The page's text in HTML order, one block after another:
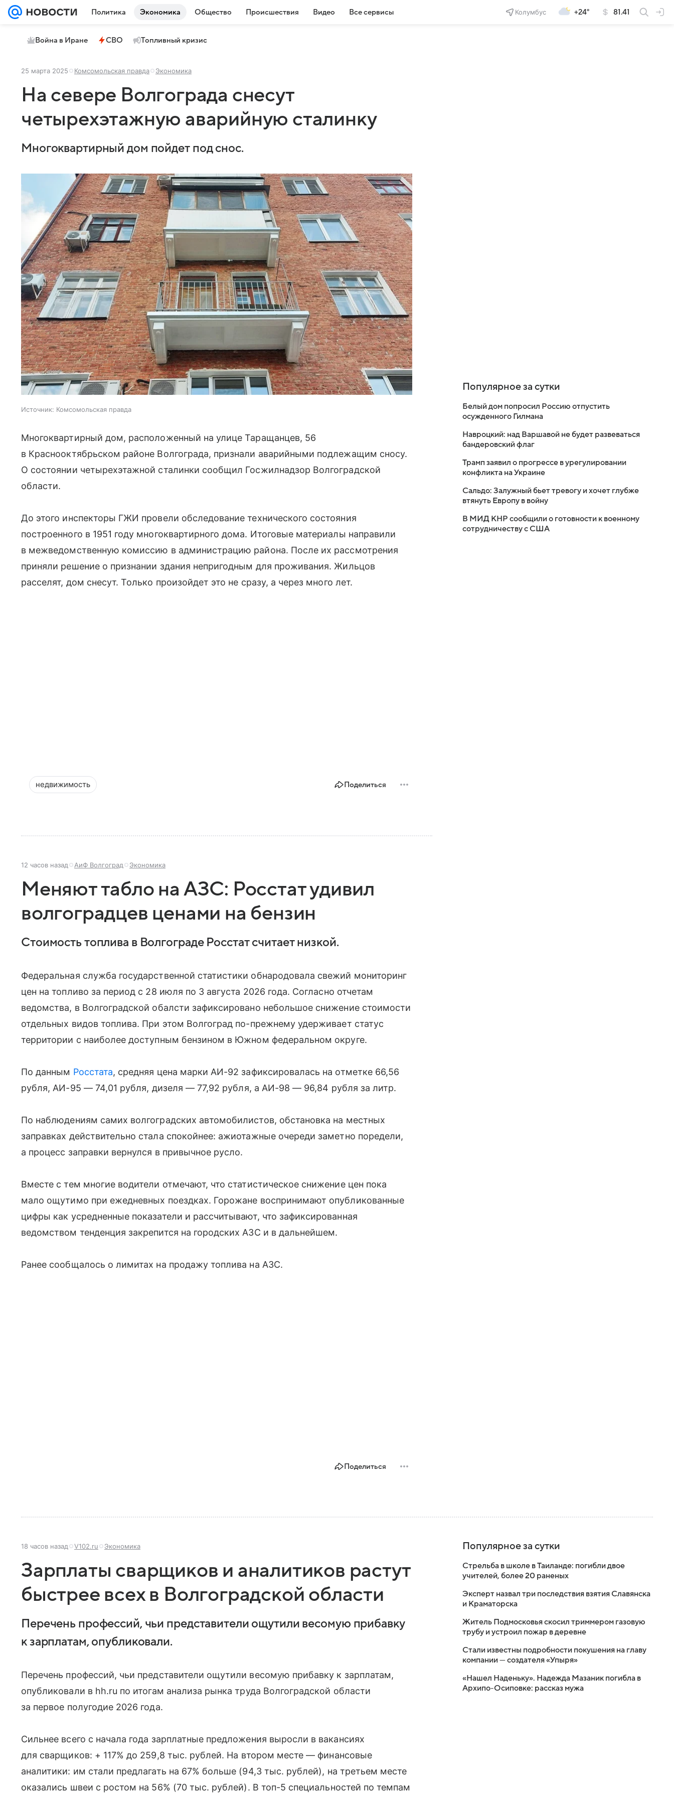
Политика Экономика Общество Происшествия Видео Все сервисы Колумбус +24° 81.41
Война в Иране СВО Топливный кризис
25 марта 2025 Комсомольская правда Экономика
На севере Волгограда снесут
четырехэтажную аварийную сталинку
Многоквартирный дом пойдет под снос.
Источник: Комсомольская правда
Многоквартирный дом, расположенный на улице Таращанцев, 56
в Краснооктябрьском районе Волгограда, признали аварийными подлежащим сносу.
О состоянии четырехэтажной сталинки сообщил Госжилнадзор Волгоградской
области.
До этого инспекторы ГЖИ провели обследование технического состояния
построенного в 1951 году многоквартирного дома. Итоговые материалы направили
в межведомственную комиссию в администрацию района. После их рассмотрения
приняли решение о признании здания непригодным для проживания. Жильцов
расселят, дом снесут. Только произойдет это не сразу, а через много лет.
недвижимость Поделиться
12 часов назад АиФ Волгоград Экономика
Меняют табло на АЗС: Росстат удивил
волгоградцев ценами на бензин
Стоимость топлива в Волгограде Росстат считает низкой.
Федеральная служба государственной статистики обнародовала свежий мониторинг
цен на топливо за период с 28 июля по 3 августа 2026 года. Согласно отчетам
ведомства, в Волгоградской обалсти зафиксировано небольшое снижение стоимости
отдельных видов топлива. При этом Волгоград по-прежнему удерживает статус
территории с наиболее доступным бензином в Южном федеральном округе.
По данным Росстата, средняя цена марки АИ-92 зафиксировалась на отметке 66,56
рубля, АИ-95 — 74,01 рубля, дизеля — 77,92 рубля, а АИ-98 — 96,84 рубля за литр.
По наблюдениям самих волгоградских автомобилистов, обстановка на местных
заправках действительно стала спокойнее: ажиотажные очереди заметно поредели,
а процесс заправки вернулся в привычное русло.
Вместе с тем многие водители отмечают, что статистическое снижение цен пока
мало ощутимо при ежедневных поездках. Горожане воспринимают опубликованные
цифры как усредненные показатели и рассчитывают, что зафиксированная
ведомством тенденция закрепится на городских АЗС и в дальнейшем.
Ранее сообщалось о лимитах на продажу топлива на АЗС.
Поделиться
Популярное за сутки
Белый дом попросил Россию отпустить
осужденного Гилмана
Навроцкий: над Варшавой не будет развеваться
бандеровский флаг
Трамп заявил о прогрессе в урегулировании
конфликта на Украине
Сальдо: Залужный бьет тревогу и хочет глубже
втянуть Европу в войну
В МИД КНР сообщили о готовности к военному
сотрудничеству с США
18 часов назад V102.ru Экономика
Зарплаты сварщиков и аналитиков растут
быстрее всех в Волгоградской области
Перечень профессий, чьи представители ощутили весомую прибавку
к зарплатам, опубликовали.
Перечень профессий, чьи представители ощутили весомую прибавку к зарплатам,
опубликовали в hh.ru по итогам анализа рынка труда Волгоградской области
за первое полугодие 2026 года.
Сильнее всего с начала года зарплатные предложения выросли в вакансиях
для сварщиков: + 117% до 259,8 тыс. рублей. На втором месте — финансовые
аналитики: им стали предлагать на 67% больше (94,3 тыс. рублей), на третьем месте
оказались швеи с ростом на 56% (70 тыс. рублей). В топ-5 специальностей по темпам
Популярное за сутки
Стрельба в школе в Таиланде: погибли двое
учителей, более 20 раненых
Эксперт назвал три последствия взятия Славянска
и Краматорска
Житель Подмосковья скосил триммером газовую
трубу и устроил пожар в деревне
Стали известны подробности покушения на главу
компании — создателя «Упыря»
«Нашел Наденьку». Надежда Мазаник погибла в
Архипо-Осиповке: рассказ мужа